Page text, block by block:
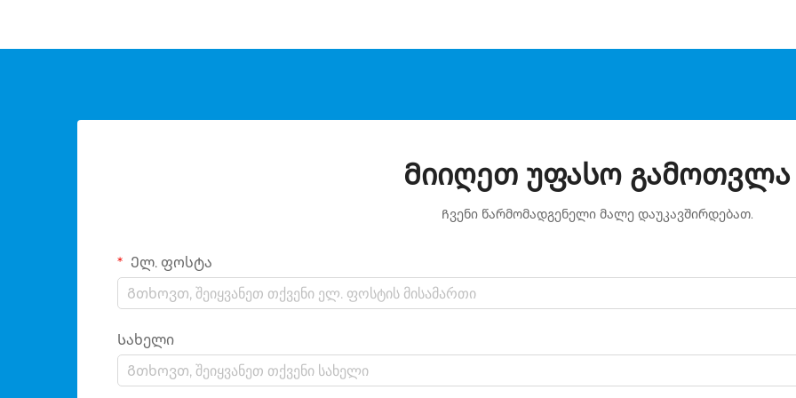
Მიიღეთ უფასო გამოთვლა
Ჩვენი წარმომადგენელი მალე დაუკავშირდებათ.
Ელ. ფოსტა
Სახელი